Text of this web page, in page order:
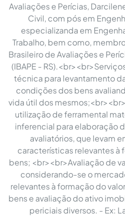
Avaliações e Perícias,
Civil, com pós em
especializanda em
Trabalho, bem como,
Brasileiro de Avaliações e
(IBAPE -
técnica para levantamento
condições dos bens
vida útil dos
utilização de ferramental
inferencial para elaboração
avaliatórios, que levam
características relevantes à
bens; <br><br>Avaliação de
considerando-se o
relevantes à formação do
bens e avaliação do ativo
periciais diversos. - Ex: